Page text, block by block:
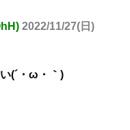
2022/11/27(日)
(´・ω・｀)